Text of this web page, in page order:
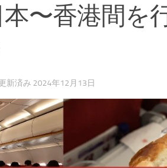
〜香港間を
新済み 2024年12月13日